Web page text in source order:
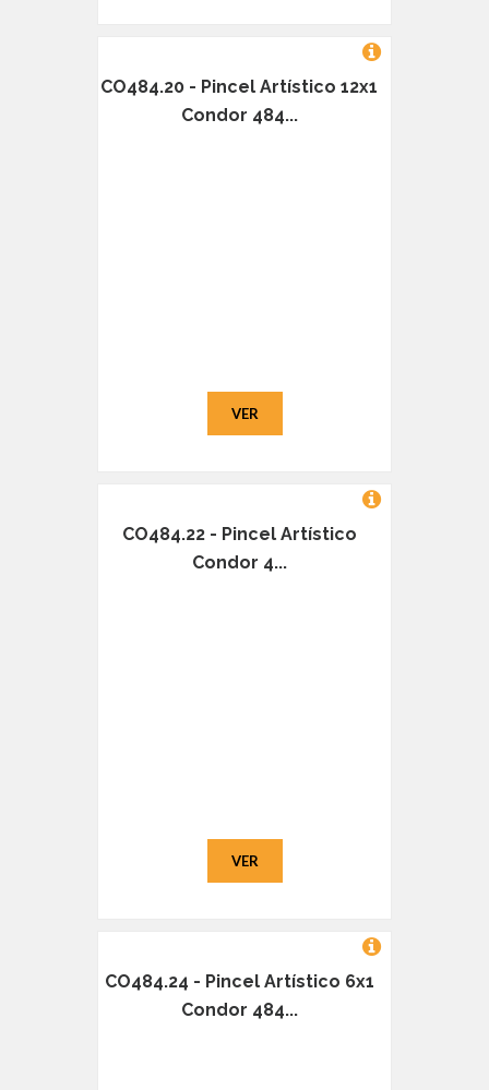
CO484.20 - Pincel Artístico 12x1
Condor 484...
VER
CO484.22 - Pincel Artístico
Condor 4...
VER
CO484.24 - Pincel Artístico 6x1
Condor 484...